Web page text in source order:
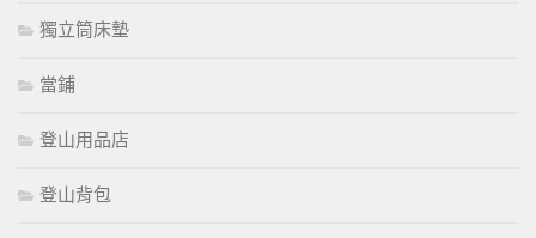
獨立筒床墊
當鋪
登山用品店
登山背包